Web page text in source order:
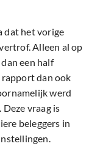
dat het vorige
Alleen al op
een half
dan ook
werd
vraag is
beleggers in